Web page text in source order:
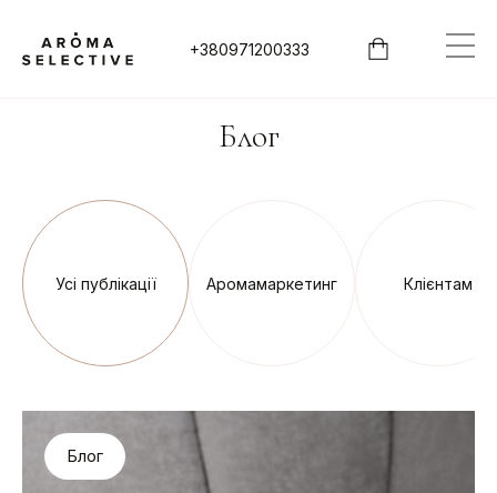
+380971200333
Блог
Усі публікації Аромамаркетинг Клієнтам
Блог